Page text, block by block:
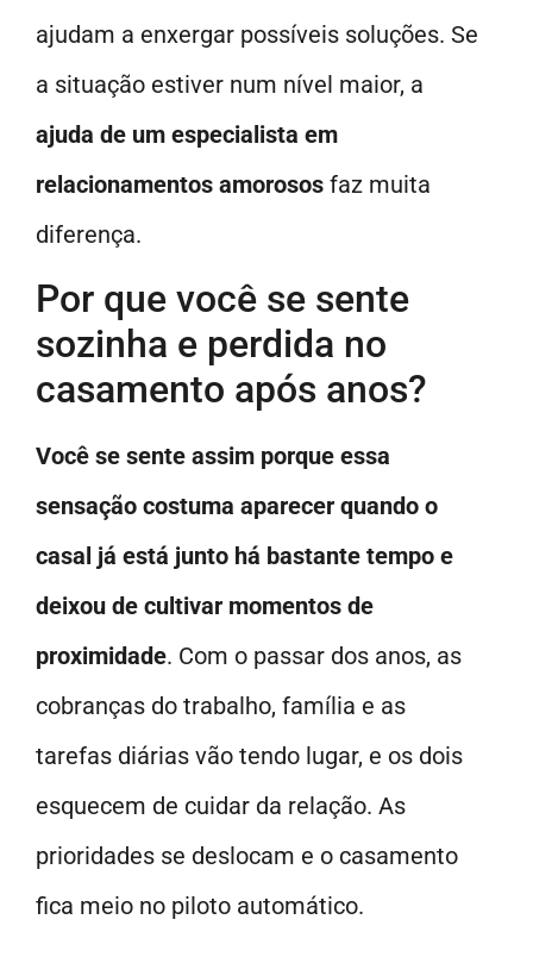
ajudam a enxergar possíveis soluções. Se
a situação estiver num nível maior, a
ajuda de um especialista em
relacionamentos amorosos faz muita
diferença.
Por que você se sente
sozinha e perdida no
casamento após anos?
Você se sente assim porque essa
sensação costuma aparecer quando o
casal já está junto há bastante tempo e
deixou de cultivar momentos de
proximidade. Com o passar dos anos, as
cobranças do trabalho, família e as
tarefas diárias vão tendo lugar, e os dois
esquecem de cuidar da relação. As
prioridades se deslocam e o casamento
fica meio no piloto automático.